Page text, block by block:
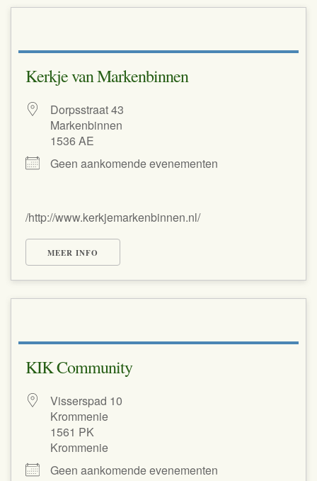
Kerkje van Markenbinnen
Dorpsstraat 43
Markenbinnen
1536 AE
Geen aankomende evenementen
/http://www.kerkjemarkenbinnen.nl/
MEER INFO
KIK Community
Visserspad 10
Krommenie
1561 PK
Krommenie
Geen aankomende evenementen